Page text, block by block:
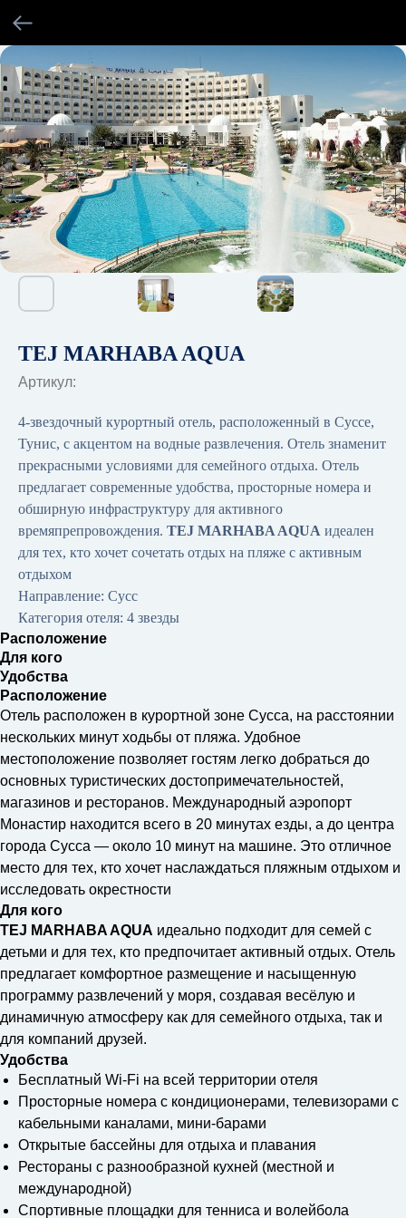
TEJ MARHABA AQUA
Артикул:
4-звездочный курортный отель, расположенный в Суссе,
Тунис, с акцентом на водные развлечения. Отель знаменит
прекрасными условиями для семейного отдыха. Отель
предлагает современные удобства, просторные номера и
обширную инфраструктуру для активного
времяпрепровождения. TEJ MARHABA AQUA идеален
для тех, кто хочет сочетать отдых на пляже с активным
отдыхом
Направление: Сусс
Категория отеля: 4 звезды
Расположение
Для кого
Удобства
Расположение
Отель расположен в курортной зоне Сусса, на расстоянии
нескольких минут ходьбы от пляжа. Удобное
местоположение позволяет гостям легко добраться до
основных туристических достопримечательностей,
магазинов и ресторанов. Международный аэропорт
Монастир находится всего в 20 минутах езды, а до центра
города Сусса — около 10 минут на машине. Это отличное
место для тех, кто хочет наслаждаться пляжным отдыхом и
исследовать окрестности
Для кого
TEJ MARHABA AQUA идеально подходит для семей с
детьми и для тех, кто предпочитает активный отдых. Отель
предлагает комфортное размещение и насыщенную
программу развлечений у моря, создавая весёлую и
динамичную атмосферу как для семейного отдыха, так и
для компаний друзей.
Удобства
Бесплатный Wi-Fi на всей территории отеля
Просторные номера с кондиционерами, телевизорами с
кабельными каналами, мини-барами
Открытые бассейны для отдыха и плавания
Рестораны с разнообразной кухней (местной и
международной)
Спортивные площадки для тенниса и волейбола